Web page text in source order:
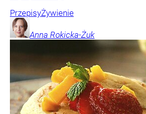
PrzepisyŻywienie
Anna Rokicka-Żuk